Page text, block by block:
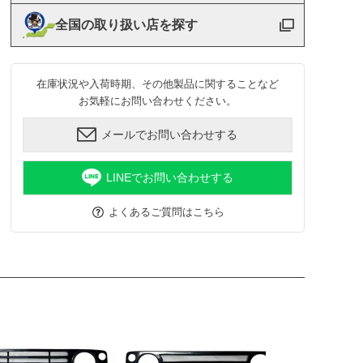
全国の取り扱い店を探す
在庫状況や入荷時期、その他製品に関することなど
お気軽にお問い合わせください。
メールでお問い合わせする
LINEでお問い合わせする
よくあるご質問はこちら